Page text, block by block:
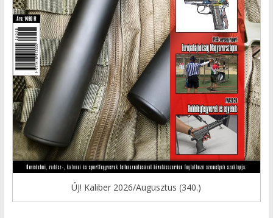
ÚJ! Kaliber 2026/Augusztus (340.)